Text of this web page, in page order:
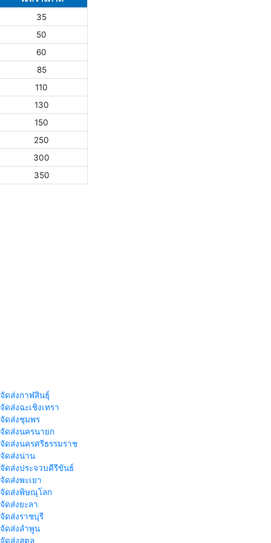
35
50
60
85
110
130
150
250
300
350
ดส่งกาฬสินธุ์
ดส่งฉะเชิงเทรา
ดส่งชุมพร
ดส่งนครนายก
ดส่งนครศรีธรรมราช
ดส่งน่าน
ดส่งประจวบคีรีขันธ์
ดส่งพะเยา
ดส่งพิษณุโลก
ดส่งยะลา
ดส่งราชบุรี
ดส่งลำพูน
ดส่งสตูล